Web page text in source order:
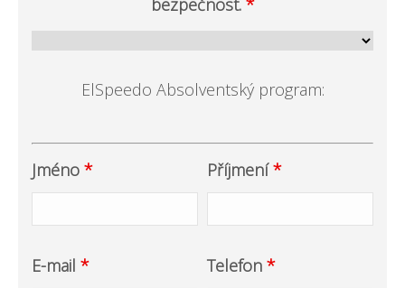
bezpečnost. *
ElSpeedo Absolventský program:
Jméno * Příjmení*
E-mail * Telefon *